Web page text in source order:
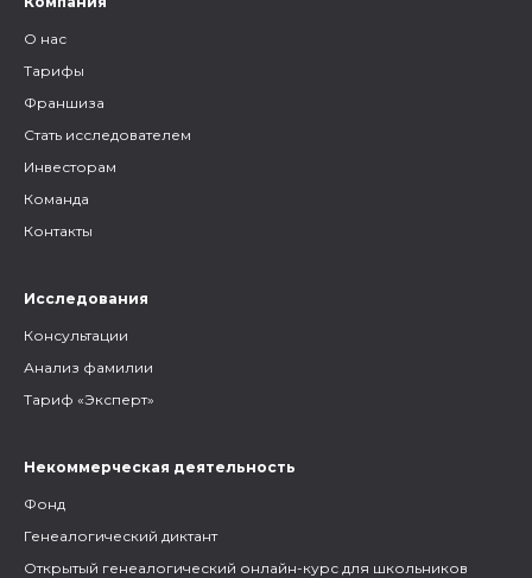
О нас
Тарифы
Франшиза
Стать исследователем
Инвесторам
Команда
Контакты
Исследования
Консультации
Анализ фамилии
Тариф «Эксперт»
Некоммерческая деятельность
Фонд
Генеалогический диктант
Открытый генеалогический онлайн-курс для школьников